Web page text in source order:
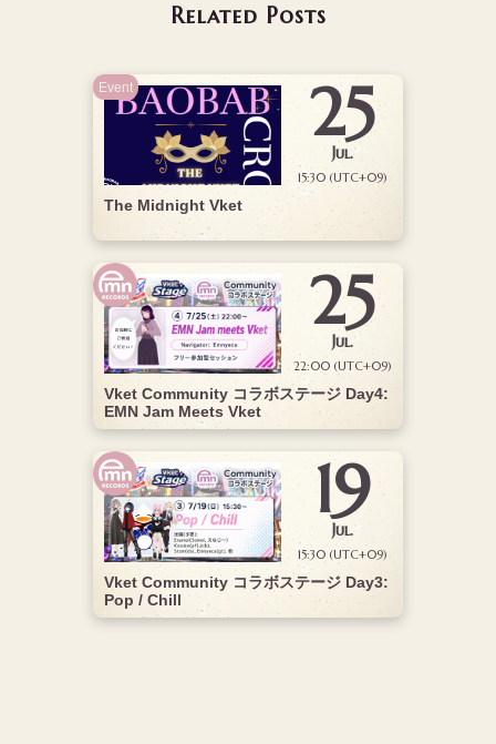
Related Posts
The Midnight Vket
25
Jul.
15:30 (UTC+09)
Event
Vket Community コラボステージ Day4:
EMN Jam Meets Vket
25
Jul.
22:00 (UTC+09)
Vket Community コラボステージ Day3:
Pop / Chill
19
Jul.
15:30 (UTC+09)